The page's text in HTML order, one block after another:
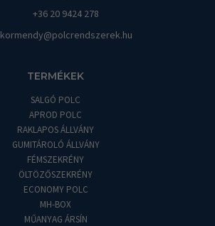
+36 20 9424 278
kormendy@polcrendszerek.hu
TERMÉKEK
SALGÓ POLC
APROD POLC
RAKLAPOS ÁLLVÁNY
GUMITÁROLÓ ÁLLVÁNY
FÉMSZEKRÉNY
ÖLTÖZŐSZEKRÉNY
ECONOMY POLC
MH-BOX
MŰANYAG ÁRSÍN